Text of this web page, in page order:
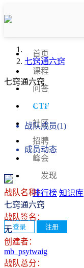
首页
课程
问答
CTF
社区
招聘
峰会
发现
排行榜 知识库
登录 注册
七窍通六窍
七窍通六窍
战队信息
战队成员(1)
成员动态
战队名称：
七窍通六窍
战队签名：
无
创建者：
mb_psytwaig
战队总分：